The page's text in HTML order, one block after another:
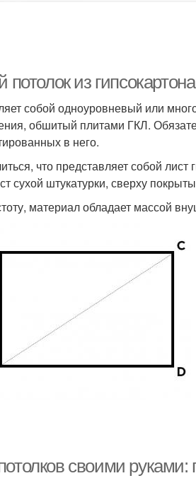
потолок из
собой одноуровневый или
обшитый плитами ГКЛ.
в него.
что представляет собой
сухой штукатурки, сверху
материал обладает массой
своими руками: